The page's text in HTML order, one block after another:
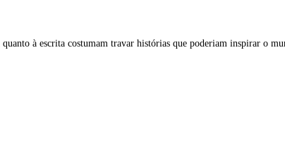
à escrita costumam travar histórias que poderiam inspirar o